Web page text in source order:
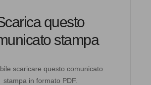
questo
stampa
scaricare questo comunicato
stampa in formato PDF.